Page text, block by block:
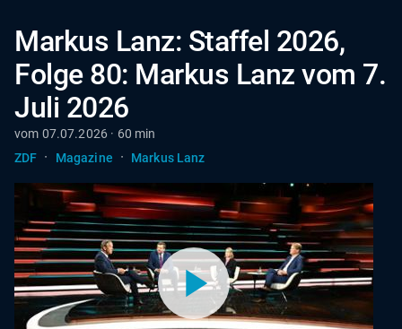
Markus Lanz: Staffel 2026,
Folge 80: Markus Lanz vom 7.
Juli 2026
vom 07.07.2026 · 60 min
ZDF · Magazine · Markus Lanz